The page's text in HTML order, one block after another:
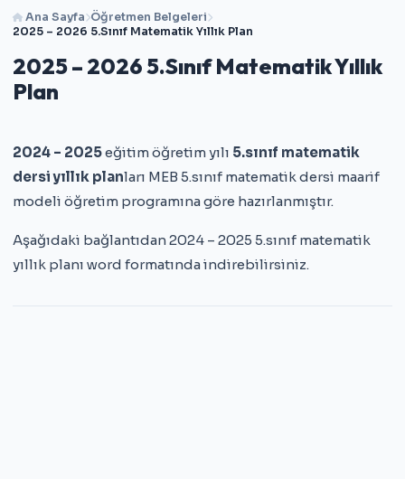
Ana Sayfa Öğretmen Belgeleri
2025 – 2026 5.Sınıf Matematik Yıllık Plan
2025 – 2026 5.Sınıf Matematik Yıllık
Plan
2024 – 2025eğitim öğretim yılı 5.sınıf matematik
dersi yıllık planları MEB 5.sınıf matematik dersi maarif
modeli öğretim programına göre hazırlanmıştır.
Aşağıdaki bağlantıdan 2024 – 2025 5.sınıf matematik
yıllık planı word formatında indirebilirsiniz.